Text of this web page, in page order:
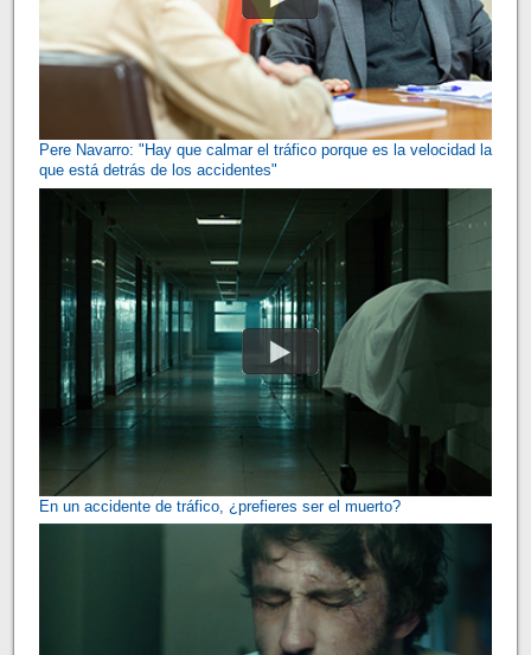
Pere Navarro: "Hay que calmar el tráfico porque es la velocidad la
que está detrás de los accidentes"
En un accidente de tráfico, ¿prefieres ser el muerto?